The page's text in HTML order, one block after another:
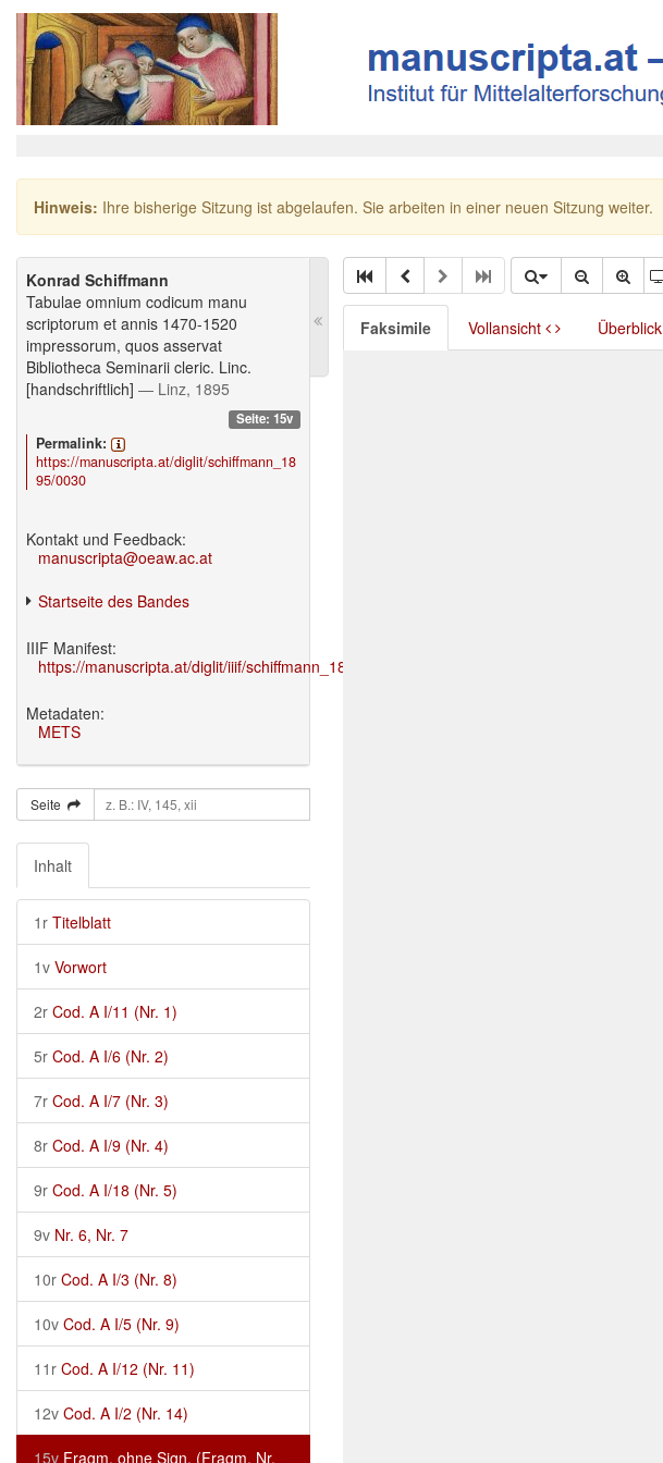
Hinweis: Ihre bisherige Sitzung ist abgelaufen. Sie arbeiten in einer neuen Sitzung weiter.
Konrad Schiffmann
Tabulae omnium codicum manu
scriptorum et annis 1470-1520
impressorum, quos asservat
Bibliotheca Seminarii cleric. Linc.
[handschriftlich] — Linz, 1895
Seite: 15v
Permalink:
https://manuscripta.at/diglit/schiffmann_18
95/0030
Kontakt und Feedback:
manuscripta@oeaw.ac.at
Startseite des Bandes
IIIF Manifest:
https://manuscripta.at/diglit/iiif/schiffmann_1895/manifest.json
Metadaten:
METS
Seite
Inhalt
1r Titelblatt
1v Vorwort
2r Cod. A I/11 (Nr. 1)
5r Cod. A I/6 (Nr. 2)
7r Cod. A I/7 (Nr. 3)
8r Cod. A I/9 (Nr. 4)
9r Cod. A I/18 (Nr. 5)
9v Nr. 6, Nr. 7
10r Cod. A I/3 (Nr. 8)
10v Cod. A I/5 (Nr. 9)
11r Cod. A I/12 (Nr. 11)
12v Cod. A I/2 (Nr. 14)
15v Fragm. ohne Sign. (Fragm. Nr.
Faksimile Vollansicht Überblick